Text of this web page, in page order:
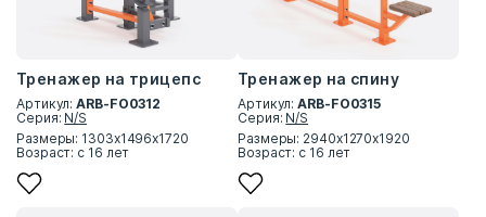
Тренажер на трицепс
Артикул:ARB-FO0312
Серия: N/S
Размеры: 1303х1496х1720
Возраст: с 16 лет
Тренажер на спину
Артикул:ARB-FO0315
Серия: N/S
Размеры: 2940х1270х1920
Возраст: с 16 лет